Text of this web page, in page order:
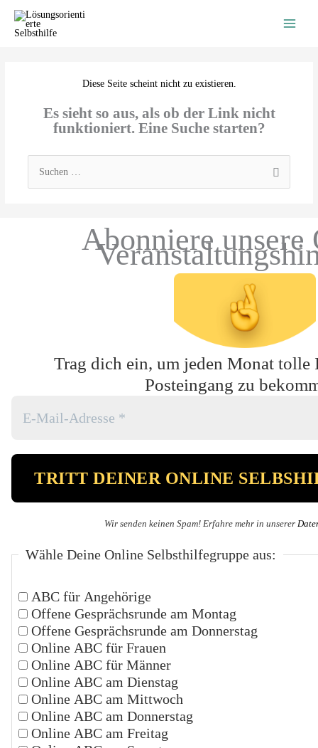
Inhalt
springen
Diese Seite scheint nicht zu existieren.
Es sieht so aus, als ob der Link nicht
funktioniert. Eine Suche starten?
Suchen
nach:
Abonniere unsere
Trag dich ein, um jeden Monat tolle
Posteingang zu
Wir senden keinen Spam! Erfahre mehr in unserer
Wähle Deine Online Selbsthilfegruppe aus:
ABC für Angehörige
Offene Gesprächsrunde am Montag
Offene Gesprächsrunde am Donnerstag
Online ABC für Frauen
Online ABC für Männer
Online ABC am Dienstag
Online ABC am Mittwoch
Online ABC am Donnerstag
Online ABC am Freitag